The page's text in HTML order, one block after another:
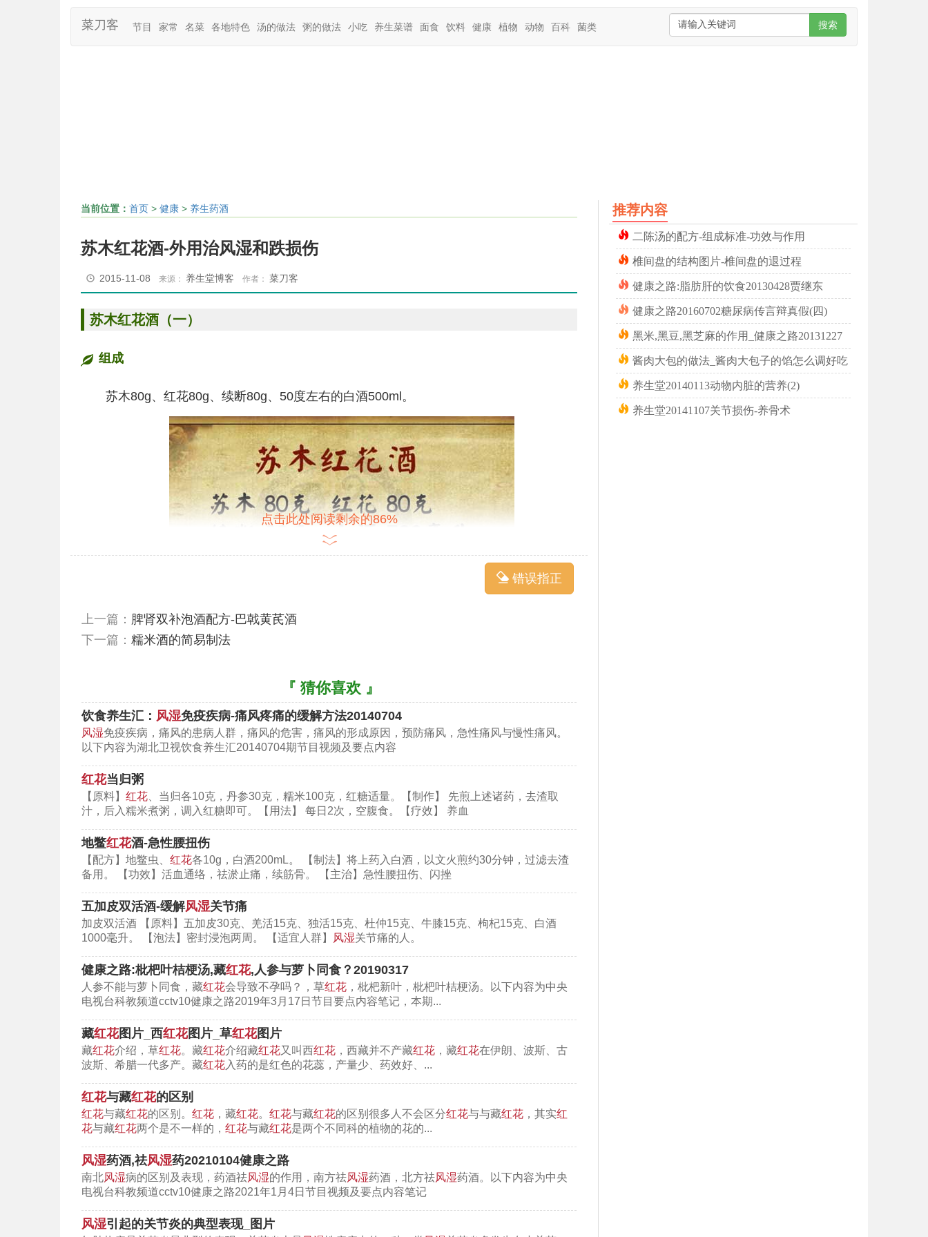
菜刀客 搜索
节目 家常 名菜 各地特色 汤的做法 粥的做法 小吃 养生菜谱 面食 饮料 健康 植物 动物 百科 菌类
当前位置： 首页 > 健康 > 养生药酒
苏木红花酒-外用治风湿和跌损伤
2015-11-08 来源： 养生堂博客 作者： 菜刀客
苏木红花酒 （一）
组成
苏木80g、红花80g、续断80g、50度左右的白酒500ml。
冷浸法浸泡30天后，滤渣使用，均匀涂抹到患处即可，多余的药酒可以用沙布吸干包
裹在患处。涂抹前药酒最好先隔水温热，如下图。
功效
缓解冬季关节疼痛，针对风湿和跌打损伤有很好的帮助。注意：跌打损伤涂抹上后不
要揉动。
功效解析
苏木：活血、通脉、止痛、通络，治风湿时常常用到苏木。
红花：活血化瘀。
续断：不光可以疏经、活血、止疼、治疗风湿，同时它补肝肾、加筋骨的作用非常
好。
点击此处阅读剩余的86%
错误指正
上一篇： 脾肾双补泡酒配方-巴戟黄芪酒
下一篇： 糯米酒的简易制法
『 猜你喜欢 』
饮食养生汇： 风湿免疫疾病-痛风疼痛的缓解方法20140704
风湿免疫疾病，痛风的患病人群，痛风的危害，痛风的形成原因，预防痛风，急性痛风与慢性痛风。
以下内容为湖北卫视饮食养生汇20140704期节目视频及要点内容
红花当归粥
【原料】 红花 、当归各10克，丹参30克，糯米100克，红糖适量。【制作】 先煎上述诸药，去渣取
汁，后入糯米煮粥，调入红糖即可。【用法】 每日2次，空腹食。【疗效】 养血
地鳖红花酒-急性腰扭伤
【配方】地鳖虫、 红花各10g，白酒200mL。 【制法】将上药入白酒，以文火煎约30分钟，过滤去渣
备用。 【功效】活血通络，祛淤止痛，续筋骨。 【主治】急性腰扭伤、闪挫
五加皮双活酒-缓解风湿关节痛
加皮双活酒 【原料】五加皮30克、羌活15克、独活15克、杜仲15克、牛膝15克、枸杞15克、白酒
1000毫升。 【泡法】密封浸泡两周。 【适宜人群】
风湿关节痛的人。
健康之路:枇杷叶桔梗汤,藏红花,人参与萝卜同食？20190317
人参不能与萝卜同食，藏红花会导致不孕吗？，草红花 ，枇杷新叶，枇杷叶桔梗汤。以下内容为中央
电视台科教频道cctv10健康之路2019年3月17日节目要点内容笔记，本期...
藏红花图片_西红花图片_草红花图片
藏红花介绍，草红花。藏红花介绍藏红花又叫西红花 ，西藏并不产藏红花 ，藏红花在伊朗、波斯、古
波斯、希腊一代多产。藏红花入药的是红色的花蕊，产量少、药效好、...
红花与藏红花的区别
红花与藏红花的区别。 红花 ，藏红花。 红花与藏红花的区别很多人不会区分红花与与藏红花 ，其实红
花与藏红花两个是不一样的， 红花与藏红花是两个不同科的植物的花的...
风湿药酒,祛风湿药20210104健康之路
南北风湿病的区别及表现，药酒祛风湿的作用，南方祛风湿药酒，北方祛风湿药酒。以下内容为中央
电视台科教频道cctv10健康之路2021年1月4日节目视频及要点内容笔记
风湿引起的关节炎的典型表现_图片
推荐内容
二陈汤的配方-组成标准-功效与作用
椎间盘的结构图片-椎间盘的退过程
健康之路:脂肪肝的饮食20130428贾继东
健康之路20160702糖尿病传言辩真假(四)
黑米,黑豆,黑芝麻的作用_健康之路20131227
酱肉大包的做法_酱肉大包子的馅怎么调好吃
养生堂20140113动物内脏的营养(2)
养生堂20141107关节损伤-养骨术